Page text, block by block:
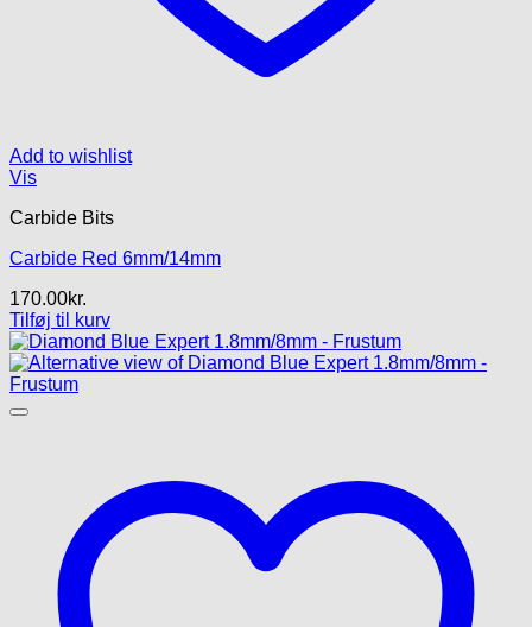
Add to wishlist
Vis
Carbide Bits
Carbide Red 6mm/14mm
170.00kr.
Tilføj til kurv